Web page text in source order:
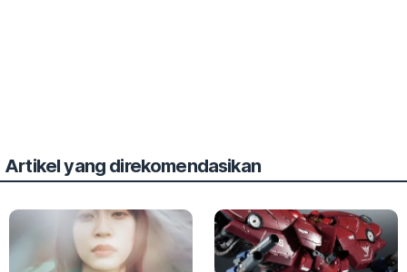
Artikel yang direkomendasikan